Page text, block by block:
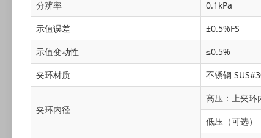
分辨率
0.1kPa
示值误差
±0.5%FS
示值变动性
≤0.5%
夹环材质
不锈钢
夹环内径
高压：上夹
低压（可选